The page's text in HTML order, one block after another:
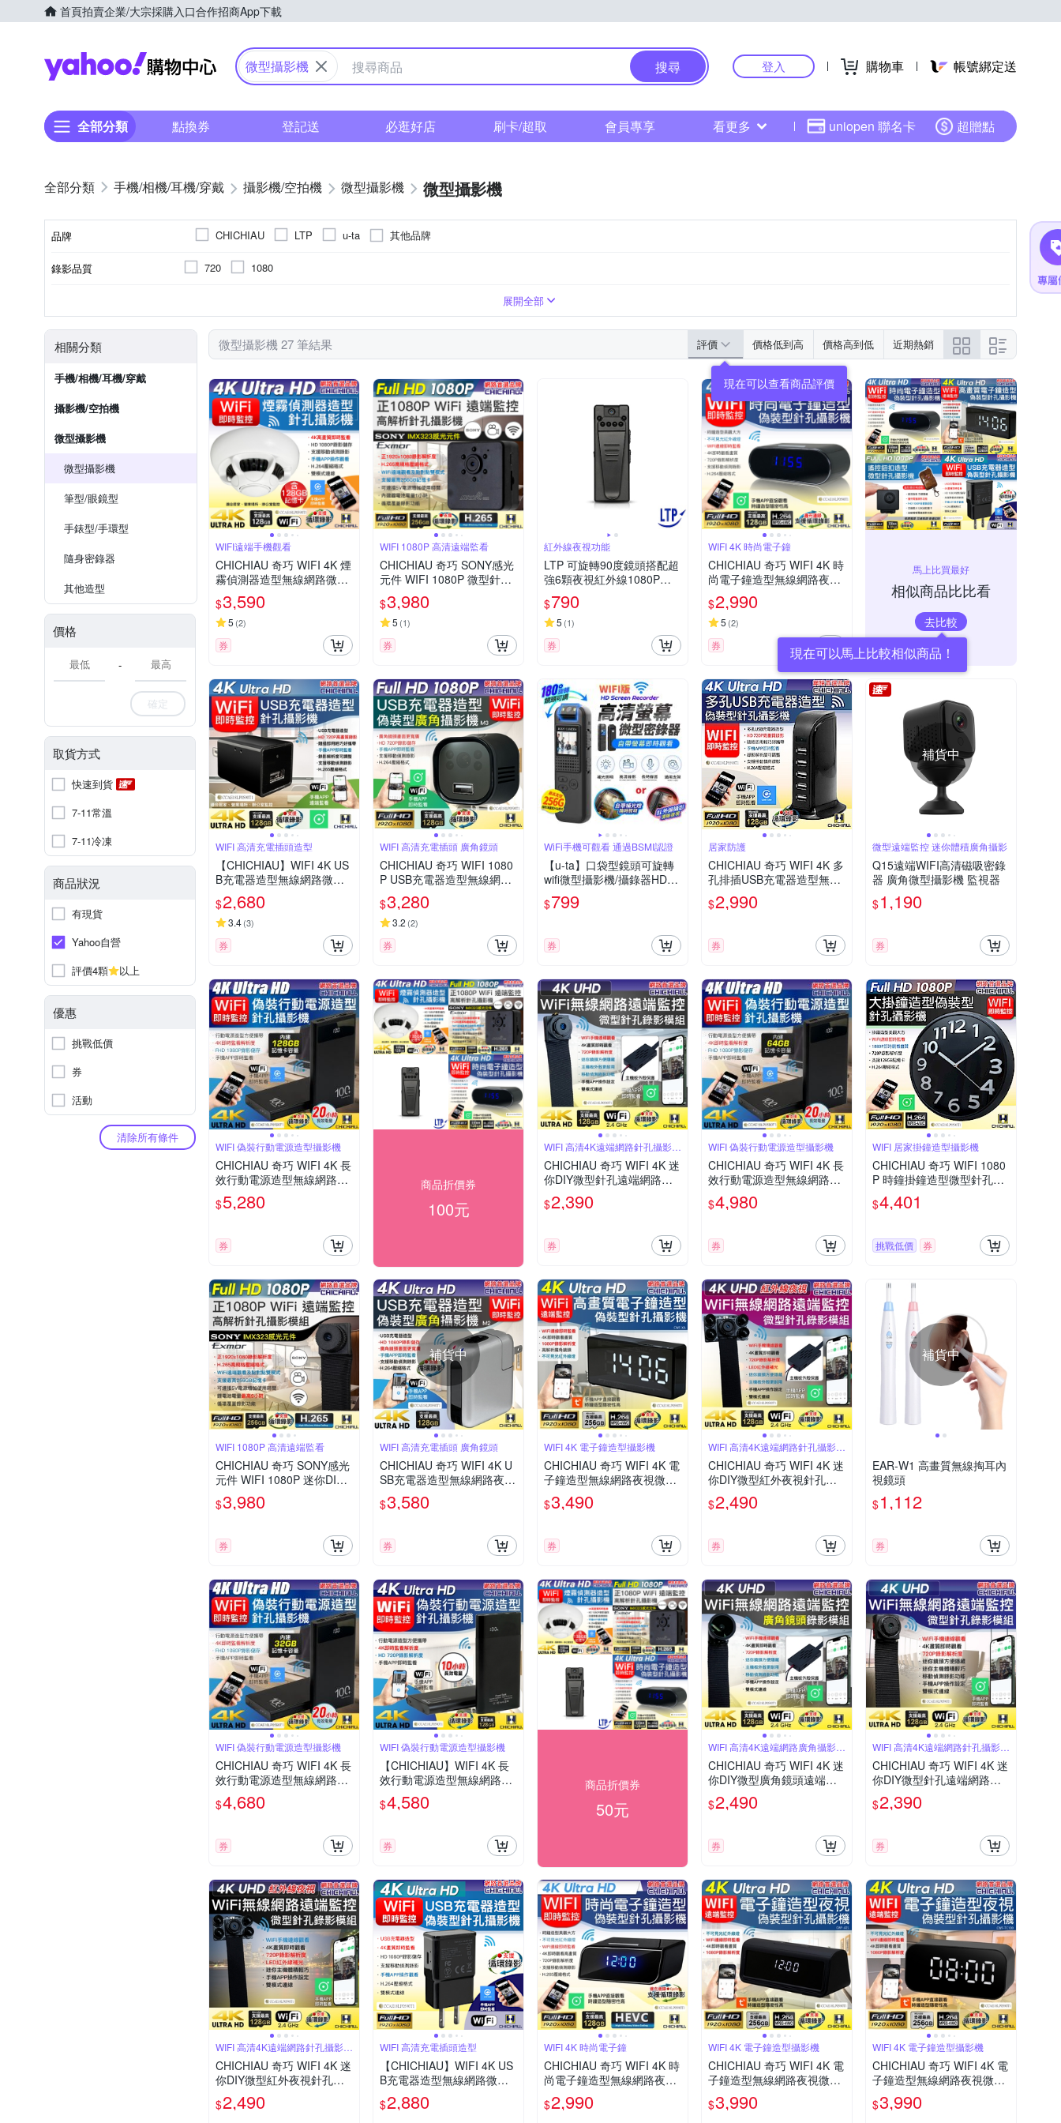
首頁拍賣企業/大宗採購入口合作招商App下載
Yahoo購物中心
微型攝影機 搜尋 登入 購物車 帳號綁定送
全部分類 點換券 登記送 必逛好店 刷卡/超取 會員專享 看更多 uniopen 聯名卡 超贈點
手機/相機/耳機/穿戴 攝影機/空拍機 微型攝影機 微型攝影機
品牌 CHICHIAU LTP u-ta 其他品牌
錄影品質 720 1080
展開全部
相關分類
手機/相機/耳機/穿戴
攝影機/空拍機
微型攝影機
微型攝影機
筆型/眼鏡型
手錶型/手環型
隨身密錄器
其他造型
價格
-
確定
取貨方式
快速到貨
7-11常溫
7-11冷凍
商品狀況
有現貨
Yahoo自營
評價4顆
以上
優惠
挑戰低價
券
活動
清除所有條件
微型攝影機 27 筆結果 評價 價格低到高 價格高到低 近期熱銷
WIFI遠端手機觀看
CHICHIAU 奇巧 WIFI 4K 煙
霧偵測器造型無線網路微型
針孔攝影機(128G) C110 影
音記錄器
$3,590
5 (2)
券
WIFI 1080P 高清遠端監看
CHICHIAU 奇巧 SONY感光
元件 WIFI 1080P 微型針孔
紅外線夜視遠端網路攝影機
X3
$3,980
5 (1)
券
紅外線夜視功能
LTP 可旋轉90度鏡頭搭配超
強6顆夜視紅外線1080P微
型攝影機
$790
5 (1)
券
WIFI 4K 時尚電子鐘
CHICHIAU 奇巧 WIFI 4K 時
尚電子鐘造型無線網路夜視
微型針孔攝影機CK2 影音記
錄器
$2,990
5 (2)
券
馬上比買最好
相似商品比比看
去比較
現在可以馬上比較相似商品！
WIFI 高清充電插頭造型
【CHICHIAU】WIFI 4K US
B充電器造型無線網路微型
針孔攝影機WM1
$2,680
3.4(3)
券
WIFI 高清充電插頭 廣角鏡頭
CHICHIAU 奇巧 WIFI 1080
P USB充電器造型無線網路
夜視微型廣角攝影機M3 影
音記錄器
$3,280
3.2 (2)
券
WiFi手機可觀看 通過BSMI認證
【u-ta】口袋型鏡頭可旋轉
wifi微型攝影機/攝錄器HD9S
(WiFi版 1080P 白光全彩 紅
外線夜視 可選)
$799
券
居家防護
CHICHIAU 奇巧 WIFI 4K 多
孔排插USB充電器造型無線
網路微型針孔攝影機M10 影
音記錄器
$2,990
券
補貨中
微型遠端監控 迷你體積廣角攝影
Q15遠端WIFI高清磁吸密錄
器 廣角微型攝影機 監視器
$1,190
券
WIFI 偽裝行動電源造型攝影機
CHICHIAU 奇巧 WIFI 4K 長
效行動電源造型無線網路夜
視微型針孔攝影機(128G) S
100 影音記錄器
$5,280
券
商品折價券
100元
WIFI 高清4K遠端網路針孔攝影機
CHICHIAU 奇巧 WIFI 4K 迷
你DIY微型針孔遠端網路攝
影機帶殼錄影模組
$2,390
券
WIFI 偽裝行動電源造型攝影機
CHICHIAU 奇巧 WIFI 4K 長
效行動電源造型無線網路夜
視微型針孔攝影機(64G) S1
00 影音記錄器
$4,980
券
WIFI 居家掛鐘造型攝影機
CHICHIAU 奇巧 WIFI 1080
P 時鐘掛鐘造型微型針孔攝
影機CK10 影音記錄器
$4,401
挑戰低價 券
WIFI 1080P 高清遠端監看
CHICHIAU 奇巧 SONY感光
元件 WIFI 1080P 迷你DIY
微型針孔遠端網路攝影機錄
影模組 X3M
$3,980
券
補貨中
WIFI 高清充電插頭 廣角鏡頭
CHICHIAU 奇巧 WIFI 4K U
SB充電器造型無線網路夜視
微型廣角攝影機M2 影音記
錄器
$3,580
券
WIFI 4K 電子鐘造型攝影機
CHICHIAU 奇巧 WIFI 4K 電
子鐘造型無線網路夜視微型
針孔攝影機XA 影音記錄器
$3,490
券
WIFI 高清4K遠端網路針孔攝影機
CHICHIAU 奇巧 WIFI 4K 迷
你DIY微型紅外夜視針孔遠
端網路攝影機帶殼錄影模組
$2,490
券
補貨中
EAR-W1 高畫質無線掏耳內
視鏡頭
$1,112
券
WIFI 偽裝行動電源造型攝影機
CHICHIAU 奇巧 WIFI 4K 長
效行動電源造型無線網路夜
視微型針孔攝影機(32G) S1
00 影音記錄器
$4,680
券
WIFI 偽裝行動電源造型攝影機
【CHICHIAU】WIFI 4K 長
效行動電源造型無線網路微
型針孔攝影機H3 影音記錄
器
$4,580
券
商品折價券
50元
WIFI 高清4K遠端網路廣角攝影機
CHICHIAU 奇巧 WIFI 4K 迷
你DIY微型廣角鏡頭遠端網
路攝影機帶殼錄影模組
$2,490
券
WIFI 高清4K遠端網路針孔攝影機
CHICHIAU 奇巧 WIFI 4K 迷
你DIY微型針孔遠端網路攝
影機錄影模組
$2,390
券
WIFI 高清4K遠端網路針孔攝影機
CHICHIAU 奇巧 WIFI 4K 迷
你DIY微型紅外夜視針孔遠
端網路攝影機錄影模組
$2,490
WIFI 高清充電插頭造型
【CHICHIAU】WIFI 4K US
B充電器造型無線網路微型
針孔攝影機M7
$2,880
WIFI 4K 時尚電子鐘
CHICHIAU 奇巧 WIFI 4K 時
尚電子鐘造型無線網路夜視
微型針孔攝影機CK1 影音記
錄器
$2,990
WIFI 4K 電子鐘造型攝影機
CHICHIAU 奇巧 WIFI 4K 電
子鐘造型無線網路夜視微型
針孔攝影機A21 影音記錄器
$3,990
WIFI 4K 電子鐘造型攝影機
CHICHIAU 奇巧 WIFI 4K 電
子鐘造型無線網路夜視微型
針孔攝影機TC100 影音記錄
器
$3,990